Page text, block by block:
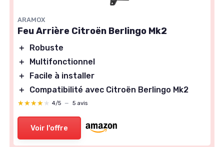
ARAMOX
Feu Arrière Citroën Berlingo Mk2
＋
Robuste
＋
Multifonctionnel
＋
Facile à installer
＋
Compatibilité avec Citroën Berlingo Mk2
★★★★★
★★★★★ 4/5 — 5 avis
Voir l'offre